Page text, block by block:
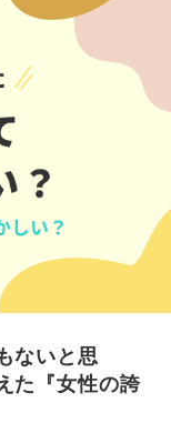
ないと思
た『女性の誇